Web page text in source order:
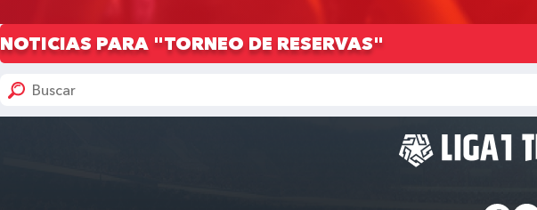
NOTICIAS PARA "TORNEO DE RESERVAS"